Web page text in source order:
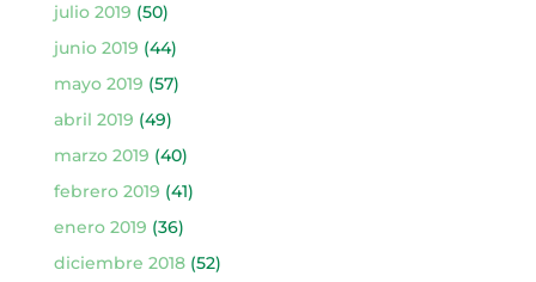
julio 2019 (50)
junio 2019 (44)
mayo 2019 (57)
abril 2019 (49)
marzo 2019 (40)
febrero 2019 (41)
enero 2019 (36)
diciembre 2018(52)